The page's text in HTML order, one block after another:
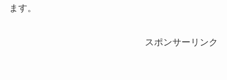
ます。
スポンサーリンク